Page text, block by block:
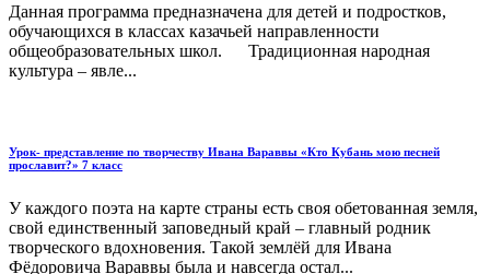
Данная программа предназначена для детей и подростков,
обучающихся в классах казачьей направленности
общеобразовательных школ. Традиционная народная
культура – явле...
Урок- представление по творчеству Ивана Вараввы «Кто Кубань мою песней
прославит?» 7 класс
У каждого поэта на карте страны есть своя обетованная земля,
свой единственный заповедный край – главный родник
творческого вдохновения. Такой землёй для Ивана
Фёдоровича Вараввы была и навсегда остал...